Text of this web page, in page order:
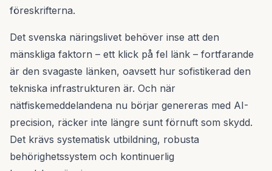
föreskrifterna.
Det svenska näringslivet behöver inse att den
mänskliga faktorn – ett klick på fel länk – fortfarande
är den svagaste länken, oavsett hur sofistikerad den
tekniska infrastrukturen är. Och när
nätfiskemeddelandena nu börjar genereras med AI-
precision, räcker inte längre sunt förnuft som skydd.
Det krävs systematisk utbildning, robusta
behörighetssystem och kontinuerlig